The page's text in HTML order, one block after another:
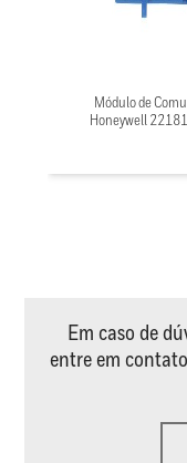
Módulo de
Honeywell
Em caso de
entre em